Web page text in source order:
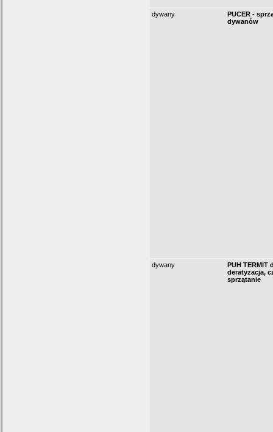
dywany
PUCER -
dywanów
dywany
PUH TERMIT
deratyzacja,
sprzątanie